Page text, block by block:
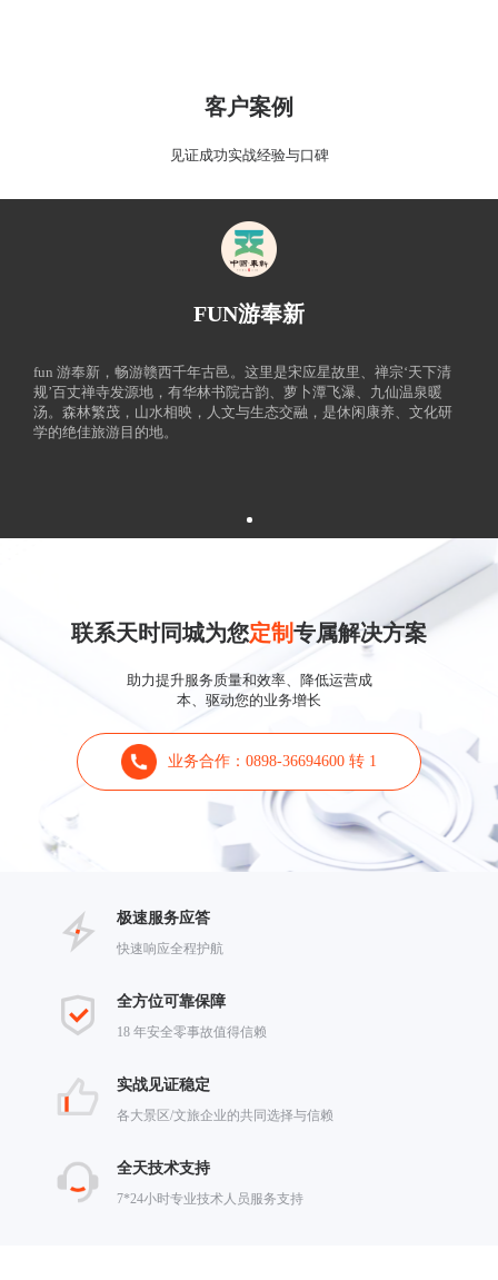
客户案例
见证成功实战经验与口碑
FUN游奉新
fun 游奉新，畅游赣西千年古邑。这里是宋应星故里、禅宗‘天下清
规’百丈禅寺发源地，有华林书院古韵、萝卜潭飞瀑、九仙温泉暖
汤。森林繁茂，山水相映，人文与生态交融，是休闲康养、文化研
学的绝佳旅游目的地。
联系天时同城为您定制专属解决方案
助力提升服务质量和效率、降低运营成
本、驱动您的业务增长
业务合作：0898-36694600 转 1
极速服务应答
快速响应全程护航
全方位可靠保障
18 年安全零事故值得信赖
实战见证稳定
各大景区/文旅企业的共同选择与信赖
全天技术支持
7*24小时专业技术人员服务支持